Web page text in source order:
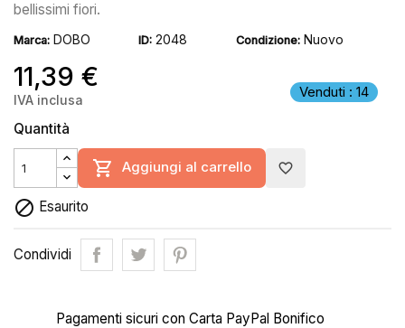
bellissimi fiori.
Marca: DOBO ID: 2048 Condizione: Nuovo
11,39 € Venduti : 14
IVA inclusa
Quantità
 Aggiungi al carrello favorite_border
 Esaurito
Condividi
Pagamenti sicuri con Carta PayPal Bonifico